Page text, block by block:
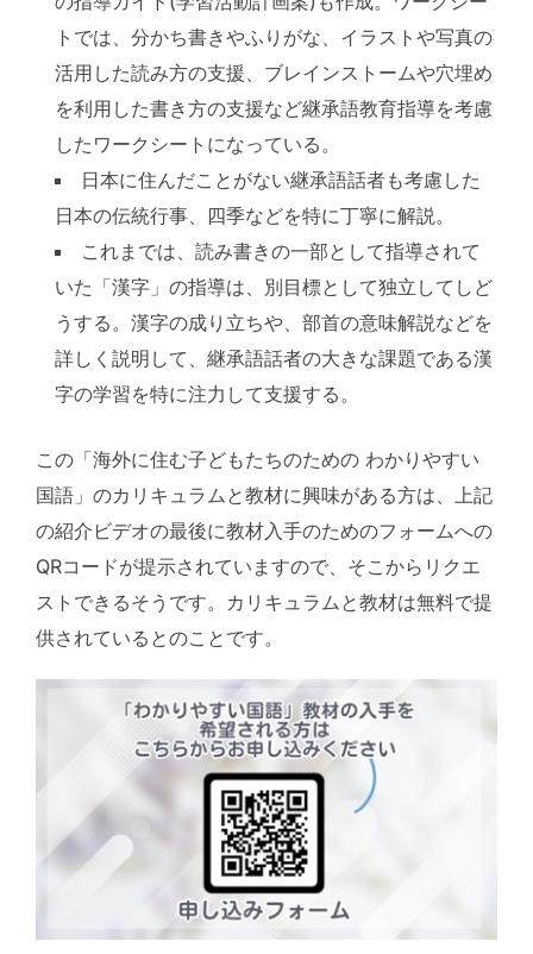
トでは、分かち書きやふりがな、イラストや写真の
活用した読み方の支援、ブレインストームや穴埋め
を利用した書き方の支援など継承語教育指導を考慮
したワークシートになっている。
日本に住んだことがない継承語話者も考慮した
日本の伝統行事、四季などを特に丁寧に解説。
これまでは、読み書きの一部として指導されて
いた「漢字」の指導は、別目標として独立してしど
うする。漢字の成り立ちや、部首の意味解説などを
詳しく説明して、継承語話者の大きな課題である漢
字の学習を特に注力して支援する。
この「海外に住む子どもたちのための わかりやすい
国語」のカリキュラムと教材に興味がある方は、上記
の紹介ビデオの最後に教材入手のためのフォームへの
QRコードが提示されていますので、そこからリクエ
ストできるそうです。カリキュラムと教材は無料で提
供されているとのことです。